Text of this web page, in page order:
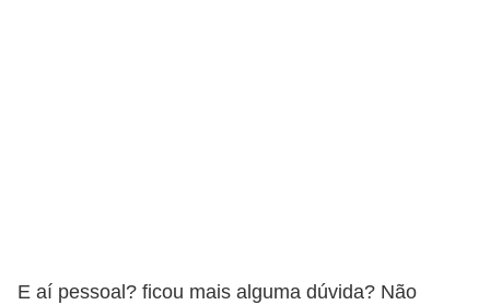
E aí pessoal? ficou mais alguma dúvida? Não
o